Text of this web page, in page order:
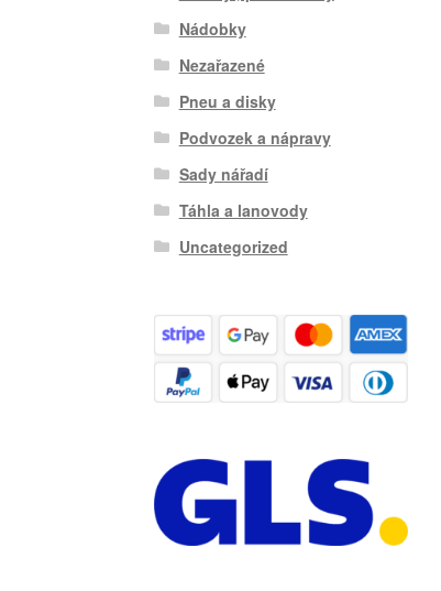
Nádobky
Nezařazené
Pneu a disky
Podvozek a nápravy
Sady nářadí
Táhla a lanovody
Uncategorized